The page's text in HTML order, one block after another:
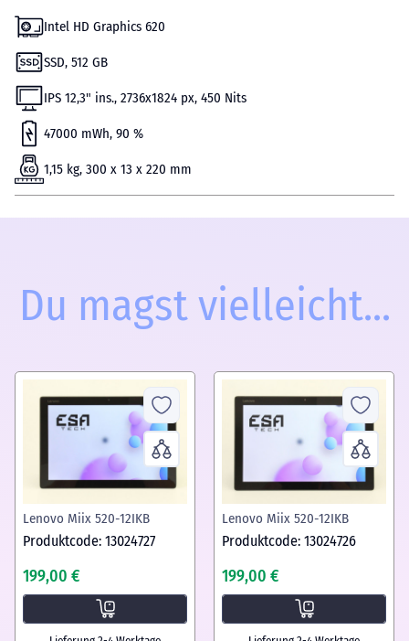
Intel HD Graphics 620
SSD, 512 GB
IPS 12,3" ins., 2736x1824 px, 450 Nits
47000 mWh, 90 %
1,15 kg, 300 x 13 x 220 mm
Du magst vielleicht...
Lenovo Miix 520-12IKB
Produktcode: 13024727
199,00 €
Lenovo Miix 520-12IKB
Produktcode: 13024726
199,00 €